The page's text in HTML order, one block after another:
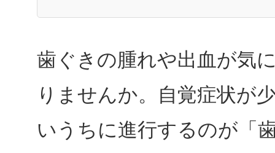
歯ぐきの腫れや出血が気
りませんか。自覚症状が
いうちに進行するのが「